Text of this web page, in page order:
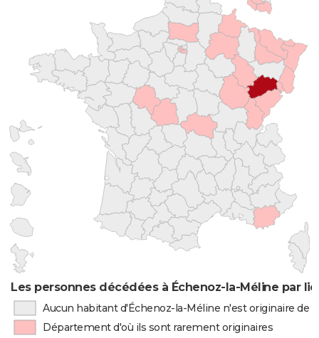
Les personnes décédées à Échenoz-la-Méline par
Aucun habitant d'Échenoz-la-Méline n'est originaire de
Département d'où ils sont rarement originaires